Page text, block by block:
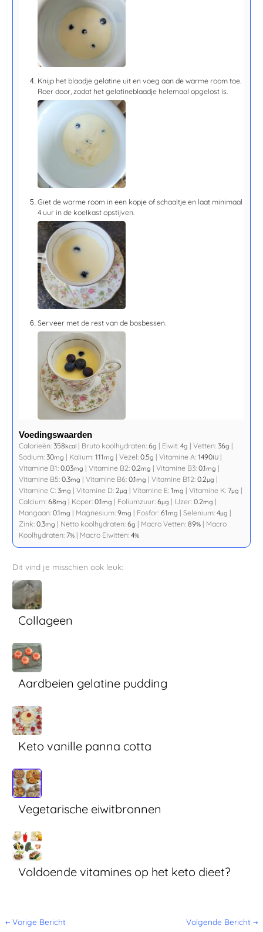
Knijp het blaadje gelatine uit en voeg aan de warme room toe.
Roer door, zodat het gelatineblaadje helemaal opgelost is.
Giet de warme room in een kopje of schaaltje en laat minimaal
4 uur in de koelkast opstijven.
Serveer met de rest van de bosbessen.
Voedingswaarden
Calorieën:358kcal | Bruto koolhydraten:6g | Eiwit:4g |Vetten:36g |
Sodium:30mg | Kalium:111mg |Vezel:0.5g |Vitamine A:1490IU |
Vitamine B1:0.03mg |Vitamine B2:0.2mg |Vitamine B3:0.1mg |
Vitamine B5:0.3mg |Vitamine B6:0.1mg |Vitamine B12:0.2µg |
Vitamine C:3mg |Vitamine D: 2µg |Vitamine E:1mg |Vitamine K: 7µg |
Calcium:68mg | Koper:0.1mg | Foliumzuur:6µg | IJzer:0.2mg |
Mangaan:0.1mg | Magnesium:9mg | Fosfor:61mg |Selenium:4µg |
Zink:0.3mg | Netto koolhydraten:6g | Macro Vetten:89% | Macro
Koolhydraten: 7% | Macro Eiwitten:4%
Dit vind je misschien ook leuk:
Collageen
Aardbeien gelatine pudding
Keto vanille panna cotta
Vegetarische eiwitbronnen
Voldoende vitamines op het keto dieet?
← Vorige Bericht Volgende Bericht →